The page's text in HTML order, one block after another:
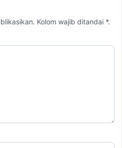
Kolom wajib ditandai *.